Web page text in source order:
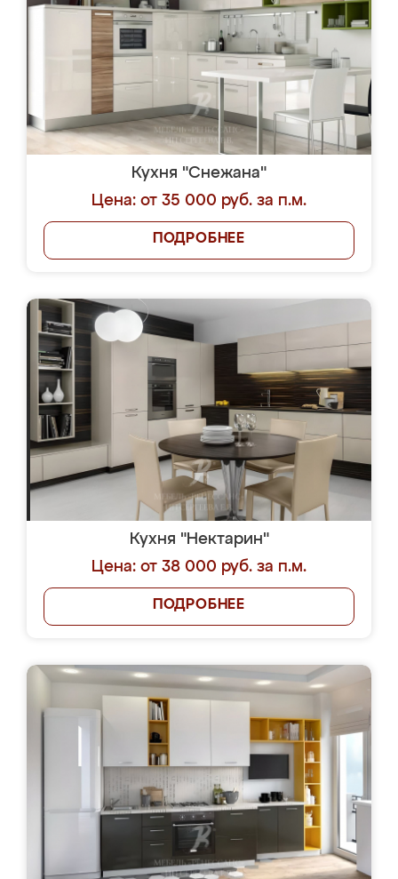
Кухня "Снежана"
Цена: от 35 000 руб. за п.м.
ПОДРОБНЕЕ
Кухня "Нектарин"
Цена: от 38 000 руб. за п.м.
ПОДРОБНЕЕ